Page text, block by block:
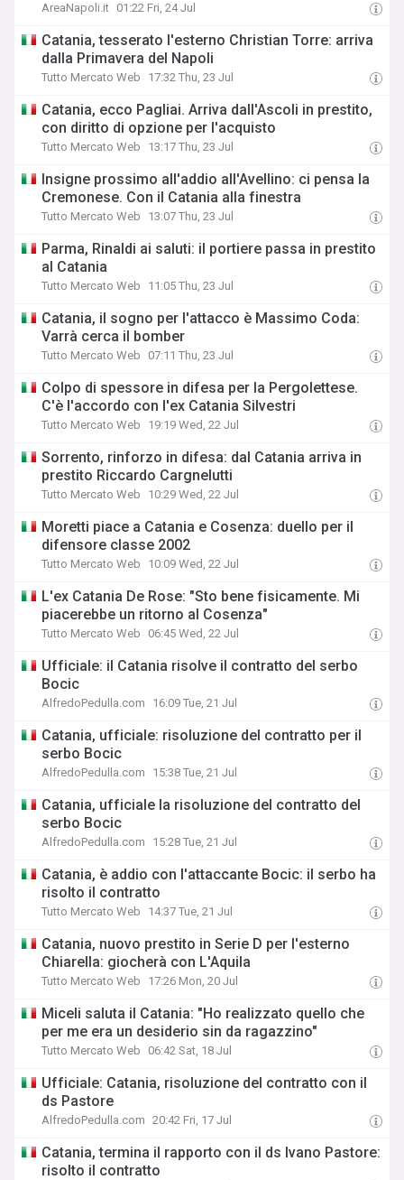
AreaNapoli.it 01:22 Fri, 24 Jul
Catania, tesserato l'esterno Christian Torre: arriva
dalla Primavera del Napoli
Tutto Mercato Web 17:32 Thu, 23 Jul
Catania, ecco Pagliai. Arriva dall'Ascoli in prestito,
con diritto di opzione per l'acquisto
Tutto Mercato Web 13:17 Thu, 23 Jul
Insigne prossimo all'addio all'Avellino: ci pensa la
Cremonese. Con il Catania alla finestra
Tutto Mercato Web 13:07 Thu, 23 Jul
Parma, Rinaldi ai saluti: il portiere passa in prestito
al Catania
Tutto Mercato Web 11:05 Thu, 23 Jul
Catania, il sogno per l'attacco è Massimo Coda:
Varrà cerca il bomber
Tutto Mercato Web 07:11 Thu, 23 Jul
Colpo di spessore in difesa per la Pergolettese.
C'è l'accordo con l'ex Catania Silvestri
Tutto Mercato Web 19:19 Wed, 22 Jul
Sorrento, rinforzo in difesa: dal Catania arriva in
prestito Riccardo Cargnelutti
Tutto Mercato Web 10:29 Wed, 22 Jul
Moretti piace a Catania e Cosenza: duello per il
difensore classe 2002
Tutto Mercato Web 10:09 Wed, 22 Jul
L'ex Catania De Rose: "Sto bene fisicamente. Mi
piacerebbe un ritorno al Cosenza"
Tutto Mercato Web 06:45 Wed, 22 Jul
Ufficiale: il Catania risolve il contratto del serbo
Bocic
AlfredoPedulla.com 16:09 Tue, 21 Jul
Catania, ufficiale: risoluzione del contratto per il
serbo Bocic
AlfredoPedulla.com 15:38 Tue, 21 Jul
Catania, ufficiale la risoluzione del contratto del
serbo Bocic
AlfredoPedulla.com 15:28 Tue, 21 Jul
Catania, è addio con l'attaccante Bocic: il serbo ha
risolto il contratto
Tutto Mercato Web 14:37 Tue, 21 Jul
Catania, nuovo prestito in Serie D per l'esterno
Chiarella: giocherà con L'Aquila
Tutto Mercato Web 17:26 Mon, 20 Jul
Miceli saluta il Catania: "Ho realizzato quello che
per me era un desiderio sin da ragazzino"
Tutto Mercato Web 06:42 Sat, 18 Jul
Ufficiale: Catania, risoluzione del contratto con il
ds Pastore
AlfredoPedulla.com 20:42 Fri, 17 Jul
Catania, termina il rapporto con il ds Ivano Pastore:
risolto il contratto